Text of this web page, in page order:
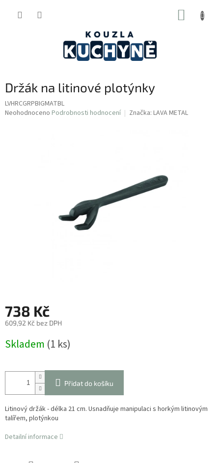
Držák na litinové plotýnky
LVHRCGRPBIGMATBL
Průměrné
Neohodnoceno Podrobnosti hodnocení Značka: LAVA METAL
738 Kč
609,92 Kč bez DPH
cena:
Skladem (1 ks)
Přidat do košíku
Litinový držák - délka 21 cm. Usnadňuje manipulaci s horkým litinovým
talířem, plotýnkou
Detailní informace